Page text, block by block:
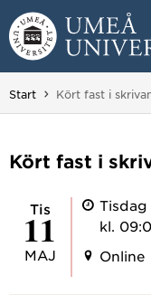
Hoppa direkt till
Huvudmenyn dold.
Start Du är här:
Kört fast i
Kört fast i
tis
11
MAJ
Tisdag
kl.
Online